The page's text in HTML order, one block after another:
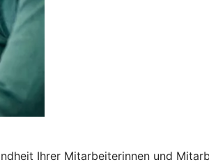
Ihrer Mitarbeiterinnen und